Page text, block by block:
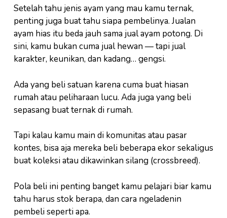
Setelah tahu jenis ayam yang mau kamu ternak,
penting juga buat tahu siapa pembelinya. Jualan
ayam hias itu beda jauh sama jual ayam potong. Di
sini, kamu bukan cuma jual hewan — tapi jual
karakter, keunikan, dan kadang… gengsi.
Ada yang beli satuan karena cuma buat hiasan
rumah atau peliharaan lucu. Ada juga yang beli
sepasang buat ternak di rumah.
Tapi kalau kamu main di komunitas atau pasar
kontes, bisa aja mereka beli beberapa ekor sekaligus
buat koleksi atau dikawinkan silang (crossbreed).
Pola beli ini penting banget kamu pelajari biar kamu
tahu harus stok berapa, dan cara ngeladenin
pembeli seperti apa.